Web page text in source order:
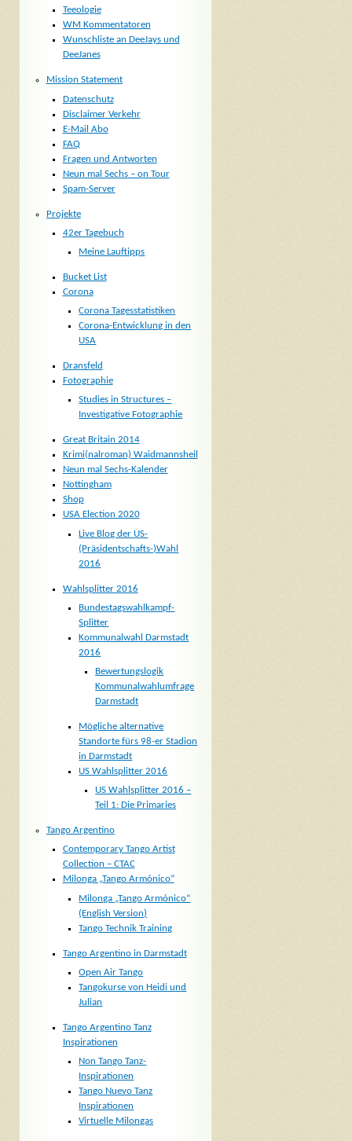
Teeologie
WM Kommentatoren
Wunschliste an DeeJays und
DeeJanes
Mission Statement
Datenschutz
Disclaimer Verkehr
E-Mail Abo
FAQ
Fragen und Antworten
Neun mal Sechs – on Tour
Spam-Server
Projekte
42er Tagebuch
Meine Lauftipps
Bucket List
Corona
Corona Tagesstatistiken
Corona-Entwicklung in den
USA
Dransfeld
Fotographie
Studies in Structures –
Investigative Fotographie
Great Britain 2014
Krimi(nalroman) Waidmannsheil
Neun mal Sechs-Kalender
Nottingham
Shop
USA Election 2020
Live Blog der US-
(Präsidentschafts-)Wahl
2016
Wahlsplitter 2016
Bundestagswahlkampf-
Splitter
Kommunalwahl Darmstadt
2016
Bewertungslogik
Kommunalwahlumfrage
Darmstadt
Mögliche alternative
Standorte fürs 98-er Stadion
in Darmstadt
US Wahlsplitter 2016
US Wahlsplitter 2016 –
Teil 1: Die Primaries
Tango Argentino
Contemporary Tango Artist
Collection – CTAC
Milonga „Tango Armónico“
Milonga „Tango Armónico“
(English Version)
Tango Technik Training
Tango Argentino in Darmstadt
Open Air Tango
Tangokurse von Heidi und
Julian
Tango Argentino Tanz
Inspirationen
Non Tango Tanz-
Inspirationen
Tango Nuevo Tanz
Inspirationen
Virtuelle Milongas